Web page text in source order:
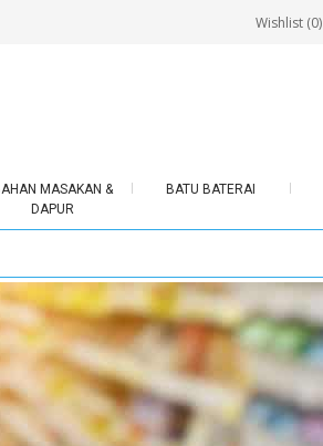
Wishlist (0)
MASAKAN &
DAPUR
BATU BATERAI